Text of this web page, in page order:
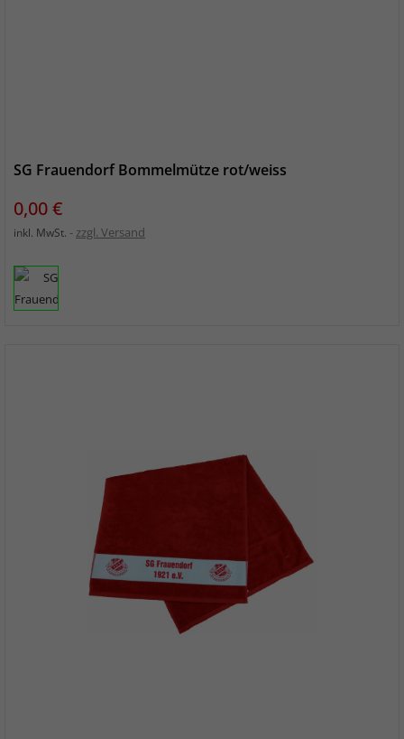
SG Frauendorf Bommelmütze rot/weiss
Preis
0,00 €
inkl. MwSt. zzgl. Versand